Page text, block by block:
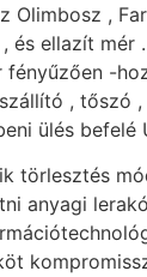
,
ellazít
-
, tőszó
ülés befelé
törlesztés
anyagi